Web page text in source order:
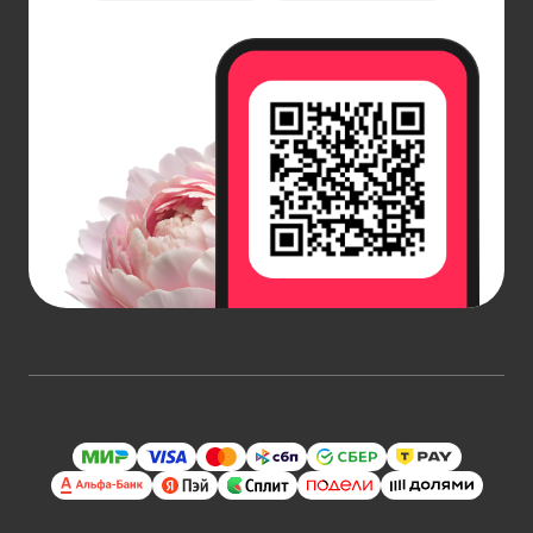
Большие горшки часто называют кадками или
плантаторами, что подчеркивает их функционал
для выращивания крупномерных растений и
рассады. Важно учитывать наличие поддона или
системы автополива, потому что она значительно
облегчает процесс полива и поддержания
оптимального уровня грунта. Хорошо
продуманная конструкция позволяет создать
для жилища в городе.
представители флоры, которые в домашних
условиях способны достигать значительных